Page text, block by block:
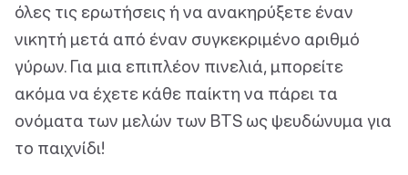
όλες τις ερωτήσεις ή να ανακηρύξετε έναν
νικητή μετά από έναν συγκεκριμένο αριθμό
γύρων. Για μια επιπλέον πινελιά, μπορείτε
ακόμα να έχετε κάθε παίκτη να πάρει τα
ονόματα των μελών των BTS ως ψευδώνυμα για
το παιχνίδι!